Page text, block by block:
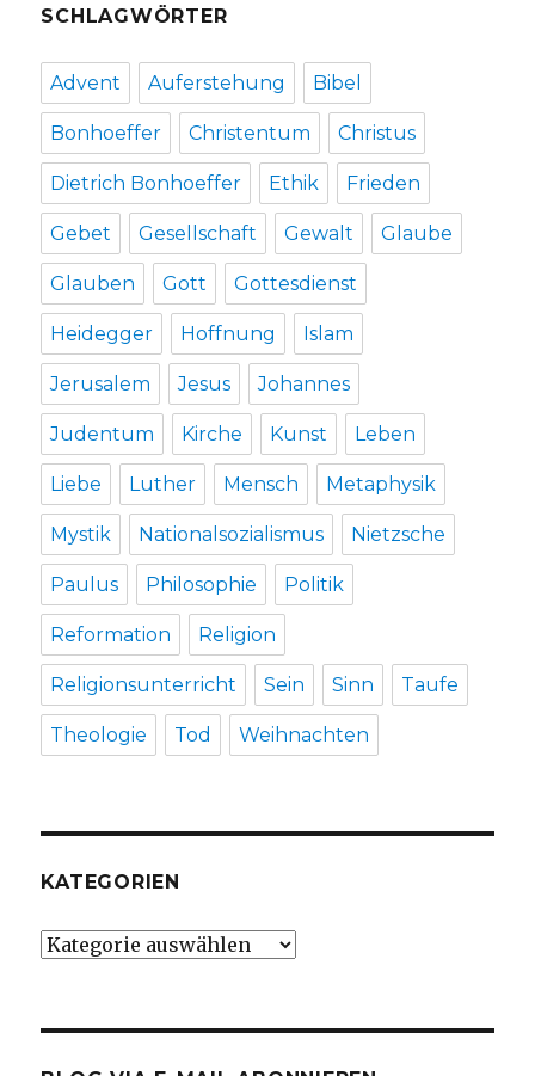
SCHLAGWÖRTER
Advent Auferstehung Bibel
Bonhoeffer Christentum Christus
Dietrich Bonhoeffer Ethik Frieden
Gebet Gesellschaft Gewalt Glaube
Glauben Gott Gottesdienst
Heidegger Hoffnung Islam
Jerusalem Jesus Johannes
Judentum Kirche Kunst Leben
Liebe Luther Mensch Metaphysik
Mystik Nationalsozialismus Nietzsche
Paulus Philosophie Politik
Reformation Religion
Religionsunterricht Sein Sinn Taufe
Theologie Tod Weihnachten
KATEGORIEN
Kategorien